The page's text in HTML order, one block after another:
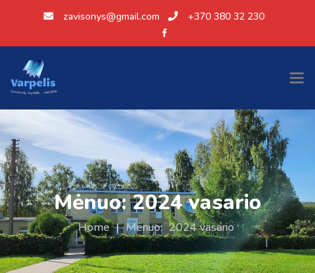
zavisonys@gmail.com +370 380 32 230
Mėnuo:2024 vasario
Home | Mėnuo: 2024 vasario